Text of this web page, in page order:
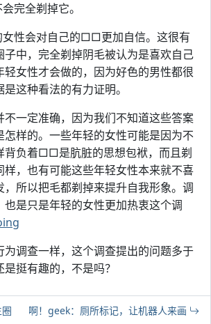
完全剃掉它。
性会对自己的□□更加自信。这很有
子中，完全剃掉阴毛被认为是喜欢自己
轻女性才会做的，因为好色的男性都很
这种看法的有力证明。
不一定准确，因为我们不知道这些答案
怎样的。一些年轻的女性可能是因为不
背负着□□是肮脏的思想包袱，而且剃
样，也有可能这些年轻女性本来就不喜
，所以把毛都剃掉来提升自我形象。调
也是只是年轻的女性更加热衷这个调
为调查一样，这个调查提出的问题多于
挺有趣的，不是吗？
啊！geek：厕所标记，让机器人来画